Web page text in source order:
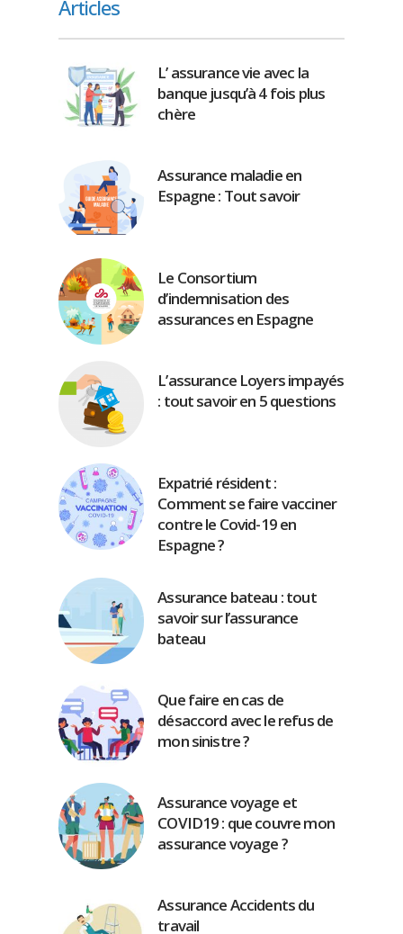
Articles
L’ assurance vie avec la
banque jusqu’à 4 fois plus
chère
Assurance maladie en
Espagne : Tout savoir
Le Consortium
d’indemnisation des
assurances en Espagne
L’assurance Loyers impayés
: tout savoir en 5 questions
Expatrié résident :
Comment se faire vacciner
contre le Covid-19 en
Espagne ?
Assurance bateau : tout
savoir sur l’assurance
bateau
Que faire en cas de
désaccord avec le refus de
mon sinistre ?
Assurance voyage et
COVID19 : que couvre mon
assurance voyage ?
Assurance Accidents du
travail